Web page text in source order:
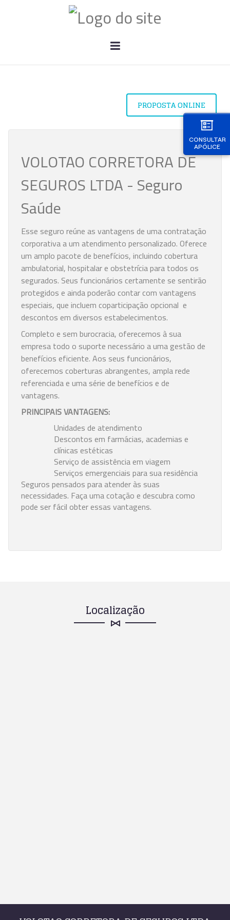
CONSULTAR
APÓLICE
PROPOSTA ONLINE
VOLOTAO CORRETORA DE
SEGUROS LTDA - Seguro
Saúde
Esse seguro reúne as vantagens de uma contratação
corporativa a um atendimento personalizado. Oferece
um amplo pacote de benefícios, incluindo cobertura
ambulatorial, hospitalar e obstetrícia para todos os
segurados. Seus funcionários certamente se sentirão
protegidos e ainda poderão contar com vantagens
especiais, que incluem coparticipação opcional e
descontos em diversos estabelecimentos.
Completo e sem burocracia, oferecemos à sua
empresa todo o suporte necessário a uma gestão de
benefícios eficiente. Aos seus funcionários,
oferecemos coberturas abrangentes, ampla rede
referenciada e uma série de benefícios e de
vantagens.
PRINCIPAIS VANTAGENS:
Unidades de atendimento
Descontos em farmácias, academias e
clínicas estéticas
Serviço de assistência em viagem
Serviços emergenciais para sua residência
Seguros pensados para atender às suas
necessidades. Faça uma cotação e descubra como
pode ser fácil obter essas vantagens.
Localização